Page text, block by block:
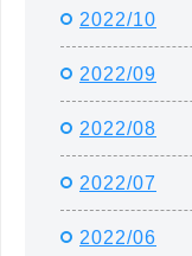
2022/10
2022/09
2022/08
2022/07
2022/06